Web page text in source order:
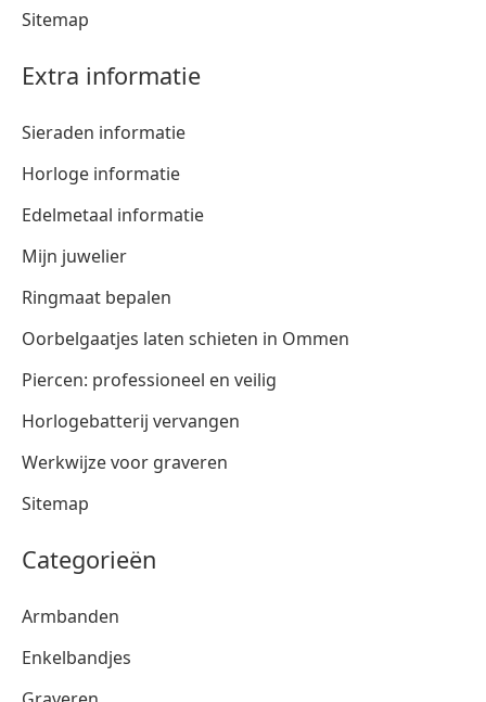
Sitemap
Extra informatie
Sieraden informatie
Horloge informatie
Edelmetaal informatie
Mijn juwelier
Ringmaat bepalen
Oorbelgaatjes laten schieten in Ommen
Piercen: professioneel en veilig
Horlogebatterij vervangen
Werkwijze voor graveren
Sitemap
Categorieën
Armbanden
Enkelbandjes